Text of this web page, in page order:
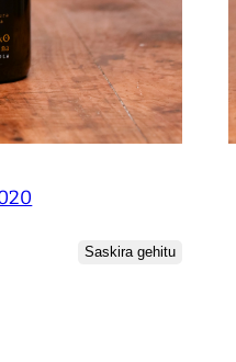
Saskira gehitu